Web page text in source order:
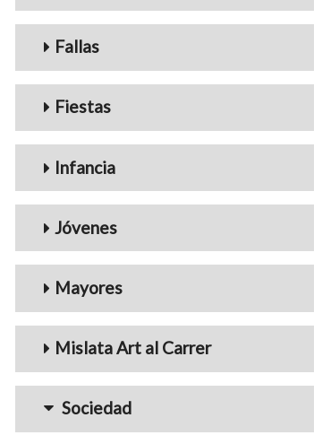
Fallas
Fiestas
Infancia
Jóvenes
Mayores
Mislata Art al Carrer
Sociedad